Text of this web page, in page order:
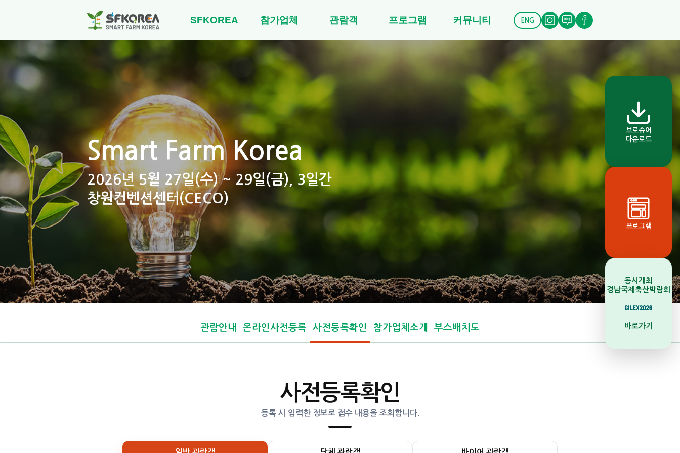
SFKOREA 참가업체 관람객 프로그램 커뮤니티 ENG
브로슈어
다운로드
프로그램
동시개최
경남국제축산박람회
바로가기
Smart Farm Korea
2026년 5월 27일(수) ~ 29일(금), 3일간
창원컨벤션센터(CECO)
관람안내 온라인사전등록 사전등록확인 참가업체소개 부스배치도
사전등록확인
등록 시 입력한 정보로 접수 내용을 조회합니다.